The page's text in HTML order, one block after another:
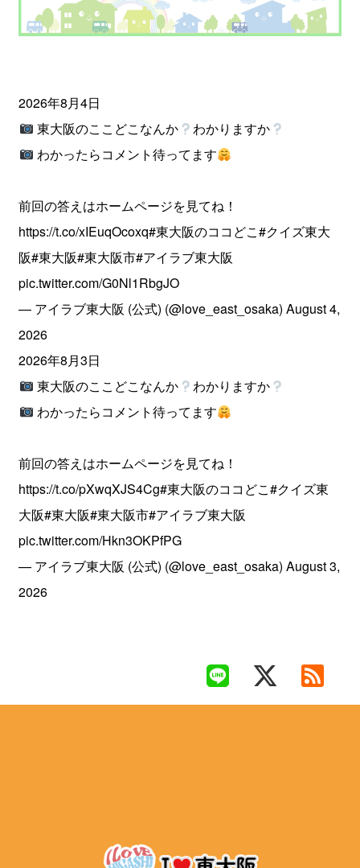
2026年8月4日
東大阪のここどこなんか
わかりますか
わかったらコメント待ってます
前回の答えはホームページを見てね！
https://t.co/xIEuqOcoxq#東大阪のココどこ#クイズ東大
阪#東大阪#東大阪市#アイラブ東大阪
pic.twitter.com/G0Nl1RbgJO
— アイラブ東大阪 (公式) (@love_east_osaka)August 4,
2026
2026年8月3日
東大阪のここどこなんか
わかりますか
わかったらコメント待ってます
前回の答えはホームページを見てね！
https://t.co/pXwqXJS4Cg#東大阪のココどこ#クイズ東
大阪#東大阪#東大阪市#アイラブ東大阪
pic.twitter.com/Hkn3OKPfPG
— アイラブ東大阪 (公式) (@love_east_osaka)August 3,
2026